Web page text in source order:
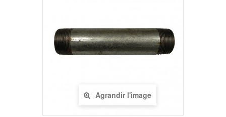
Agrandir l'image